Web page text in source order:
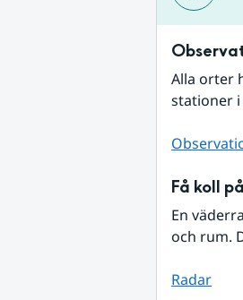
Alla orter
stationer
Få koll
En
och rum.
Radar